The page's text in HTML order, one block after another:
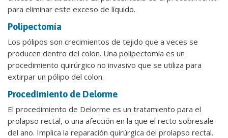
para eliminar este exceso de líquido.
Polipectomía
Los pólipos son crecimientos de tejido que a veces se
producen dentro del colon. Una polipectomía es un
procedimiento quirúrgico no invasivo que se utiliza para
extirpar un pólipo del colon.
Procedimiento de Delorme
El procedimiento de Delorme es un tratamiento para el
prolapso rectal, o una afección en la que el recto sobresale
del ano. Implica la reparación quirúrgica del prolapso rectal.